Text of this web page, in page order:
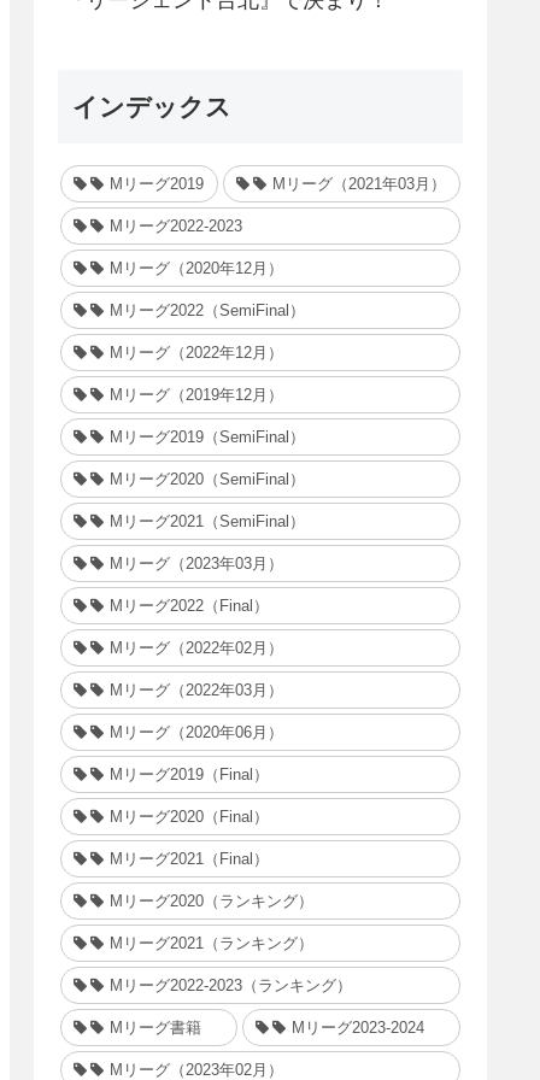
インデックス
Mリーグ2019 Mリーグ（2021年03月）
Mリーグ2022-2023
Mリーグ（2020年12月）
Mリーグ2022（SemiFinal）
Mリーグ（2022年12月）
Mリーグ（2019年12月）
Mリーグ2019（SemiFinal）
Mリーグ2020（SemiFinal）
Mリーグ2021（SemiFinal）
Mリーグ（2023年03月）
Mリーグ2022（Final）
Mリーグ（2022年02月）
Mリーグ（2022年03月）
Mリーグ（2020年06月）
Mリーグ2019（Final）
Mリーグ2020（Final）
Mリーグ2021（Final）
Mリーグ2020（ランキング）
Mリーグ2021（ランキング）
Mリーグ2022-2023（ランキング）
Mリーグ書籍 Mリーグ2023-2024
Mリーグ（2023年02月）